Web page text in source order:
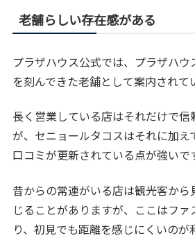
老舗らしい存在感がある
プラザハウス公式では、プラザハ
を刻んできた老舗として案内されて
長く営業している店はそれだけで信
が、セニョールタコスはそれに加え
口コミが更新されている点が強いで
昔からの常連がいる店は観光客か
じることがありますが、ここはファ
り、初見でも距離を感じにくいのが